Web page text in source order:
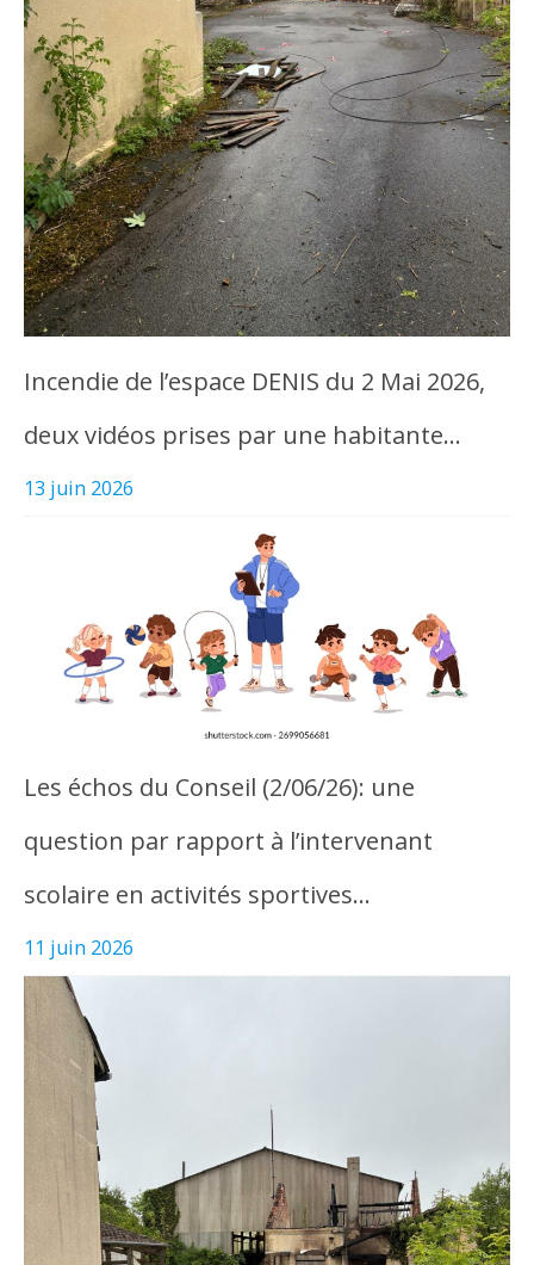
Incendie de l’espace DENIS du 2 Mai 2026,
deux vidéos prises par une habitante…
13 juin 2026
Les échos du Conseil (2/06/26): une
question par rapport à l’intervenant
scolaire en activités sportives…
11 juin 2026